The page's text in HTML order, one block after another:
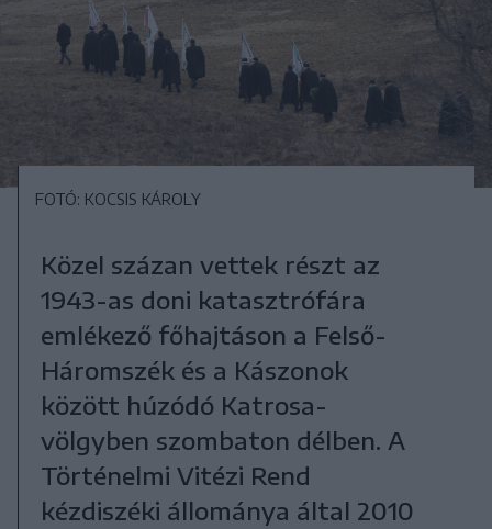
FOTÓ: KOCSIS KÁROLY
Közel százan vettek részt az
1943-as doni katasztrófára
emlékező főhajtáson a Felső-
Háromszék és a Kászonok
között húzódó Katrosa-
völgyben szombaton délben. A
Történelmi Vitézi Rend
kézdiszéki állománya által 2010